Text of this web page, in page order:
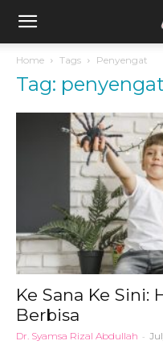
awal.my
Home Tags Penyengat
Tag:
Ke Sana Ke Sini:
Berbisa
Dr. Syamsa Rizal Abdullah -